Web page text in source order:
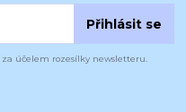
Přihlásit se
za účelem rozesílky newsletteru.